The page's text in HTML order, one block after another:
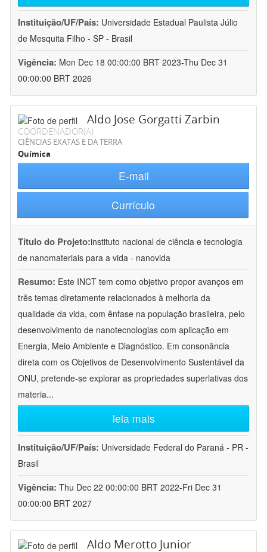
Instituição/UF/País: Universidade Estadual Paulista Júlio
de Mesquita Filho - SP - Brasil
Vigência: Mon Dec 18 00:00:00 BRT 2023-Thu Dec 31
00:00:00 BRT 2026
Aldo Jose Gorgatti Zarbin
COORDENADOR(A)
CIÊNCIAS EXATAS E DA TERRA
Química
E-mail
Currículo
Título do Projeto:instituto nacional de ciência e tecnologia
de nanomateriais para a vida - nanovida
Resumo: Este INCT tem como objetivo propor avanços em
três temas diretamente relacionados à melhoria da
qualidade da vida, com ênfase na população brasileira, pelo
desenvolvimento de nanotecnologias com aplicação em
Energia, Meio Ambiente e Diagnóstico. Em consonância
direta com os Objetivos de Desenvolvimento Sustentável da
ONU, pretende-se explorar as propriedades superlativas dos
materia...
leia mais
Instituição/UF/País: Universidade Federal do Paraná - PR -
Brasil
Vigência: Thu Dec 22 00:00:00 BRT 2022-Fri Dec 31
00:00:00 BRT 2027
Aldo Merotto Junior